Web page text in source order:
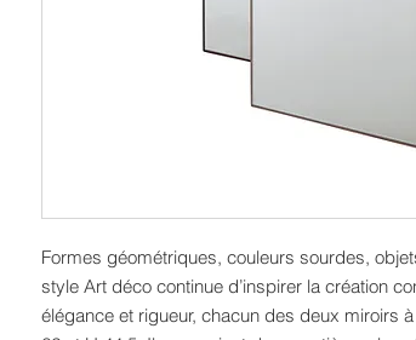
Formes géométriques, couleurs sourdes,
style Art déco continue d’inspirer la création
élégance et rigueur, chacun des deux miroirs